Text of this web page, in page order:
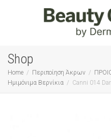
Shop
Home Περιποίηση Άκρων
Ημιμόνιμα Βερνίκια
Canni 014